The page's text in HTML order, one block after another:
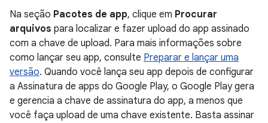
Na seção Pacotes de app, clique em Procurar
arquivos para localizar e fazer upload do app assinado
com a chave de upload. Para mais informações sobre
como lançar seu app, consulte Preparar e lançar uma
versão. Quando você lança seu app depois de configurar
a Assinatura de apps do Google Play, o Google Play gera
e gerencia a chave de assinatura do app, a menos que
você faça upload de uma chave existente. Basta assinar